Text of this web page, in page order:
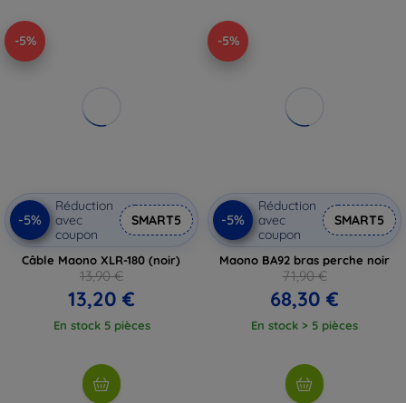
-5%
-5%
Réduction
avec
coupon
SMART5
Câble Maono XLR-180 (noir)
13,90 €
13,20 €
En stock 5 pièces
-5%
-5%
Réduction
avec
coupon
SMART5
Maono BA92 bras perche noir
71,90 €
68,30 €
En stock > 5 pièces